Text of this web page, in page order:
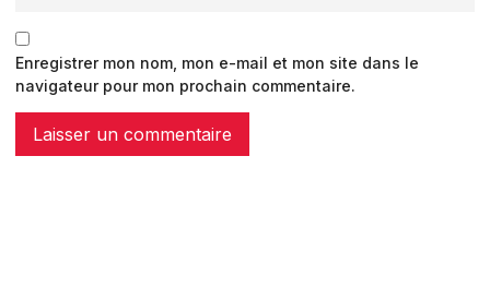
Enregistrer mon nom, mon e-mail et mon site dans le
navigateur pour mon prochain commentaire.